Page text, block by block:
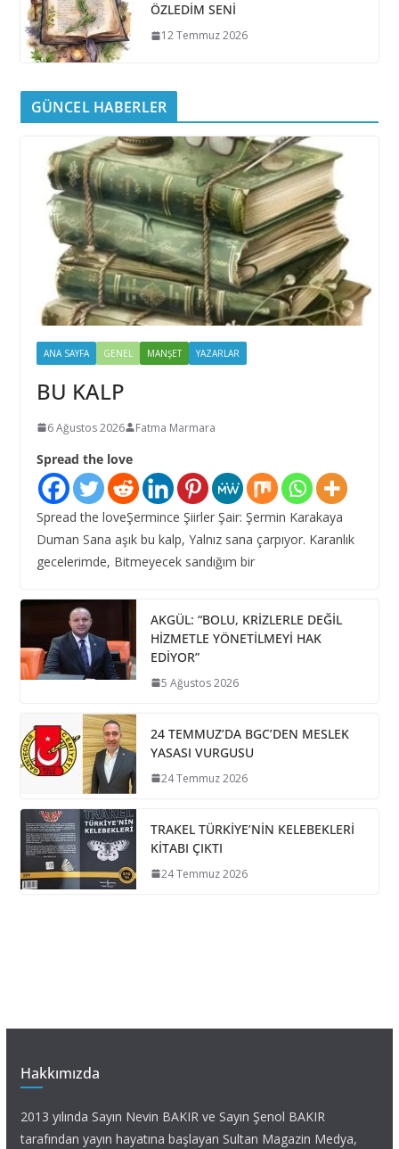
ÖZLEDİM SENİ
12 Temmuz 2026
GÜNCEL HABERLER
ANA SAYFA GENEL MANŞET YAZARLAR
BU KALP
6 Ağustos 2026 Fatma Marmara
Spread the love
Spread the loveŞermince Şiirler Şair: Şermin Karakaya
Duman Sana aşık bu kalp, Yalnız sana çarpıyor. Karanlık
gecelerimde, Bitmeyecek sandığım bir
AKGÜL: “BOLU, KRİZLERLE DEĞİL
HİZMETLE YÖNETİLMEYİ HAK
EDİYOR”
5 Ağustos 2026
24 TEMMUZ’DA BGC’DEN MESLEK
YASASI VURGUSU
24 Temmuz 2026
TRAKEL TÜRKİYE’NİN KELEBEKLERİ
KİTABI ÇIKTI
24 Temmuz 2026
Hakkımızda
2013 yılında Sayın Nevin BAKIR ve Sayın Şenol BAKIR
tarafından yayın hayatına başlayan Sultan Magazin Medya,